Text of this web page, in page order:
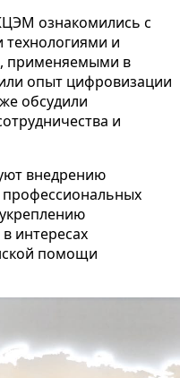
ознакомились с
и
применяемыми в
опыт цифровизации
обсудили
и
внедрению
интересах
помощи